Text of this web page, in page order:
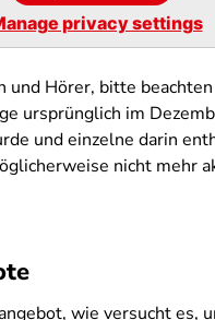
privacy settings
und Hörer, bitte beachten
ursprünglich im
und einzelne darin
nicht mehr
wie versucht es,